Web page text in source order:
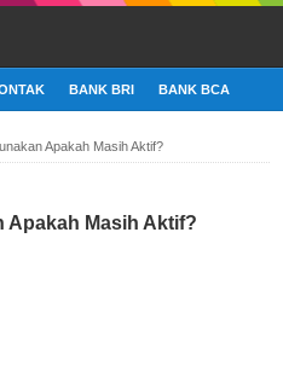
BANK BRI BANK BCA
Apakah Masih Aktif?
Apakah Masih Aktif?